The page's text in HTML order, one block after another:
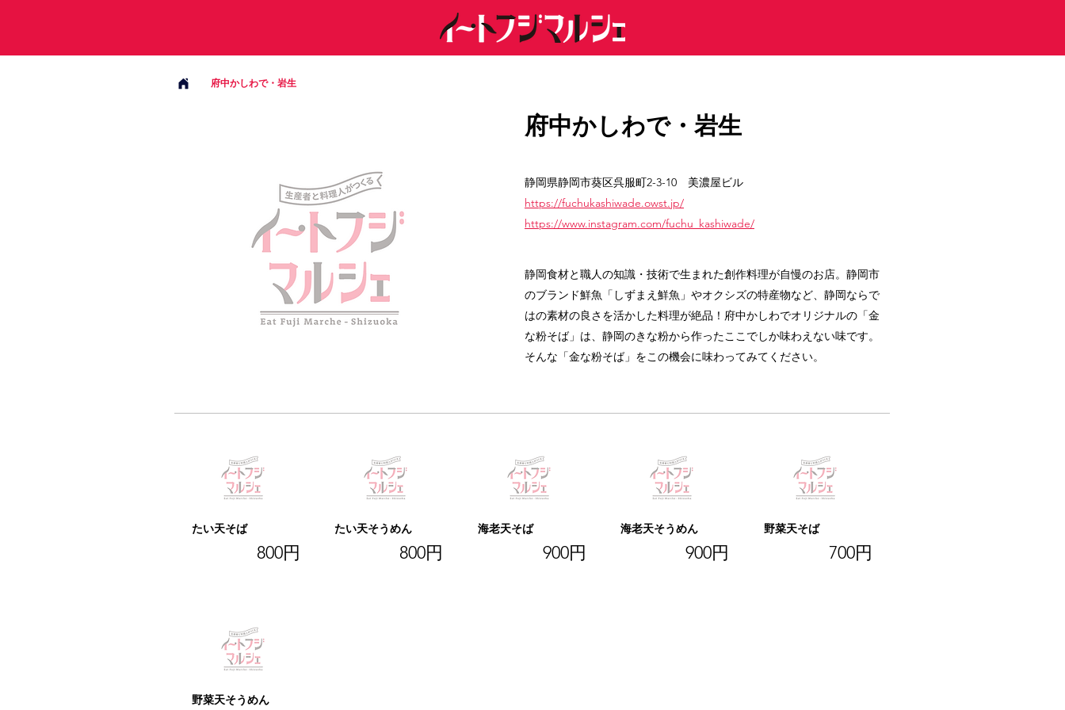
府中かしわで・岩生
府中かしわで・岩生
静岡県静岡市葵区呉服町2-3-10 美濃屋ビル
https://fuchukashiwade.owst.jp/
https://www.instagram.com/fuchu_kashiwade/
静岡食材と職人の知識・技術で生まれた創作料理が自慢のお店。静岡市
のブランド鮮魚「しずまえ鮮魚」やオクシズの特産物など、静岡ならで
はの素材の良さを活かした料理が絶品！府中かしわでオリジナルの「金
な粉そば」は、静岡のきな粉から作ったここでしか味わえない味です。
そんな「金な粉そば」をこの機会に味わってみてください。
たい天そば
800円
たい天そうめん
800円
海老天そば
900円
海老天そうめん
900円
野菜天そば
700円
野菜天そうめん